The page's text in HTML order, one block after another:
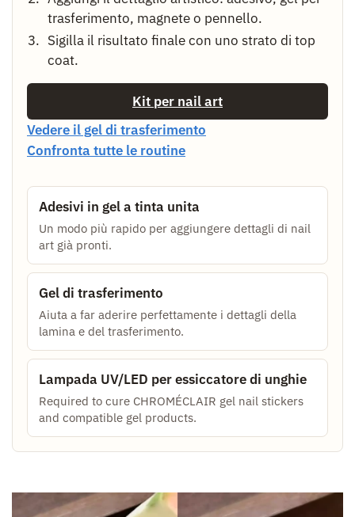
trasferimento, magnete o pennello.
Sigilla il risultato finale con uno strato di top
coat.
Kit per nail art
Vedere il gel di trasferimento
Confronta tutte le routine
Adesivi in gel a tinta unita
Un modo più rapido per aggiungere dettagli di nail
art già pronti.
Gel di trasferimento
Aiuta a far aderire perfettamente i dettagli della
lamina e del trasferimento.
Lampada UV/LED per essiccatore di unghie
Required to cure CHROMÉCLAIR gel nail stickers
and compatible gel products.